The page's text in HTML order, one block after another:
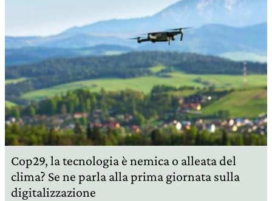
Cop29, la tecnologia è nemica o alleata del
clima? Se ne parla alla prima giornata sulla
digitalizzazione